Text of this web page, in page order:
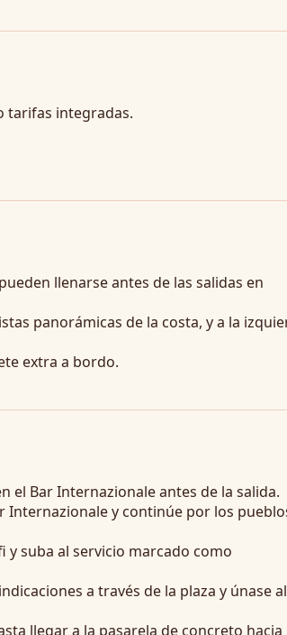
tarifas integradas.
llenarse antes de las salidas en
panorámicas de la costa, y a la
extra a bordo.
el Bar Internazionale antes de la salida.
Internazionale y continúe por los
y suba al servicio marcado como
a través de la plaza y únase al
llegar a la pasarela de concreto hacia